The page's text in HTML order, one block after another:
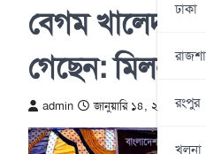
ঢাকা
রংপুর
খুলনা
বেগম খালেদ
গেছেন: মিলন
admin জানুয়ারি ১৪, ২০২৬